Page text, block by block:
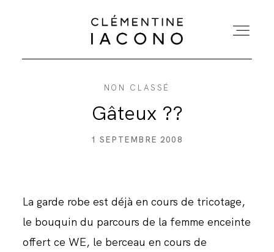
ACCUEIL
A PROPOS
MARIÉES
NON CLASSÉ
Gâteux ??
1 SEPTEMBRE 2008
La garde robe est déjà en cours de tricotage,
le bouquin du parcours de la femme enceinte
offert ce WE, le berceau en cours de